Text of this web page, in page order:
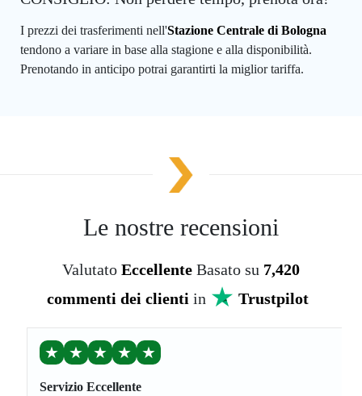
I prezzi dei trasferimenti nell'Stazione Centrale di Bologna
tendono a variare in base alla stagione e alla disponibilità.
Prenotando in anticipo potrai garantirti la miglior tariffa.
Le nostre recensioni
Valutato Eccellente Basato su 7,420
commenti dei clienti in Trustpilot
★ ★ ★ ★ ★
Servizio Eccellente